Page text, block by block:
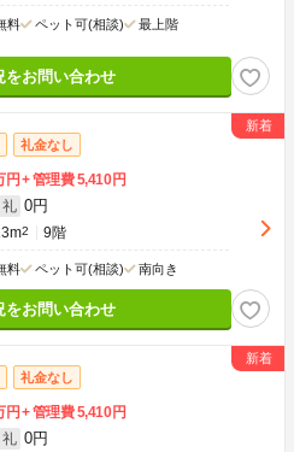
料 ペット可(相談)
最上階
をお問い合わせ
礼金なし
円 管理費5,410円
礼 0円
2 9階
料 ペット可(相談) 南向き
をお問い合わせ
礼金なし
円 管理費5,410円
礼 0円